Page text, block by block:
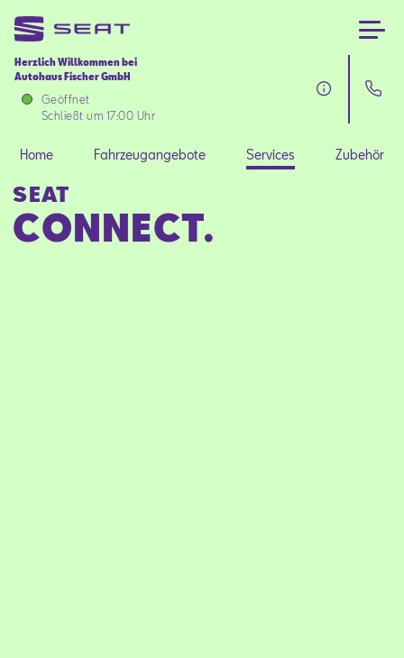
Herzlich Willkommen bei
Autohaus Fischer GmbH
Geöffnet
Schließt um 17:00 Uhr
Home
Fahrzeugangebote
Services
Home Fahrzeugangebote Services Zubehör
SEAT
CONNECT.